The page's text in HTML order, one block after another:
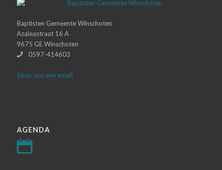
Baptisten Gemeente Winschoten
Azaleastraat 16 A
9675 GE Winschoten
0597-414603
Stuur ons een email
AGENDA